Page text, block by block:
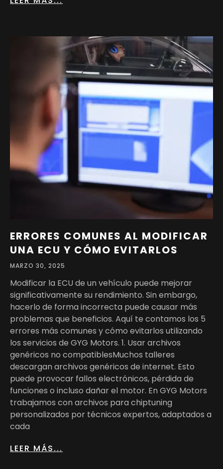
ERRORES COMUNES AL MODIFICAR
UNA ECU Y CÓMO EVITARLOS
MARZO 30, 2025
Modificar la ECU de un vehículo puede mejorar
significativamente su rendimiento. Sin embargo,
hacerlo de forma incorrecta puede causar más
problemas que beneficios. Aquí te contamos los 5
errores más comunes y cómo evitarlos utilizando
los servicios de GYG Motors. 1. Usar archivos
genéricos no compatiblesMuchos talleres
descargan archivos genéricos de internet. Esto
puede provocar fallos electrónicos, pérdida de
funciones o incluso dañar el motor. En GYG Motors
trabajamos con archivos para chiptuning
personalizados por técnicos expertos, adaptados a
cada
LEER MÁS...